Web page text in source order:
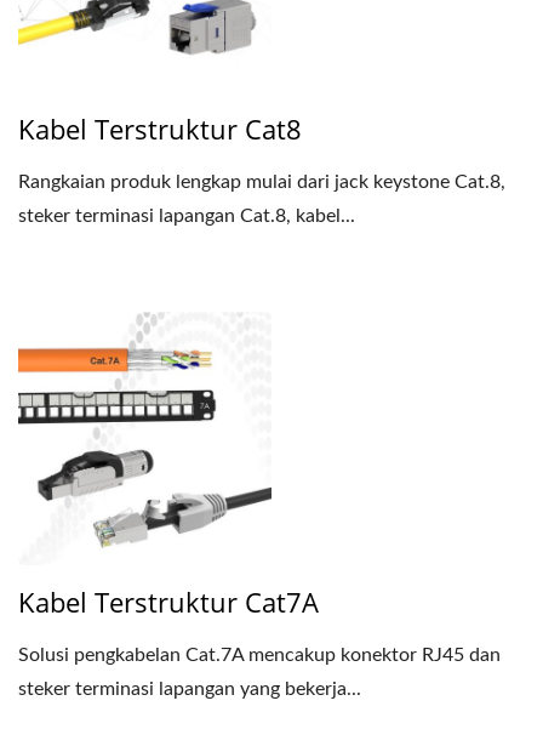
Kabel Terstruktur Cat8
Rangkaian produk lengkap mulai dari jack keystone Cat.8,
steker terminasi lapangan Cat.8, kabel...
Kabel Terstruktur Cat7A
Solusi pengkabelan Cat.7A mencakup konektor RJ45 dan
steker terminasi lapangan yang bekerja...